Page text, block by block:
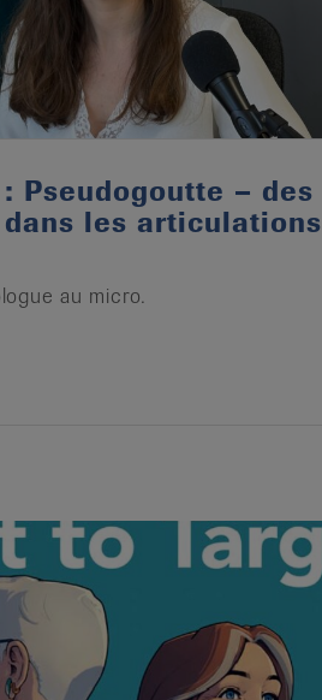
Pseudogoutte – des
les articulations
au micro.